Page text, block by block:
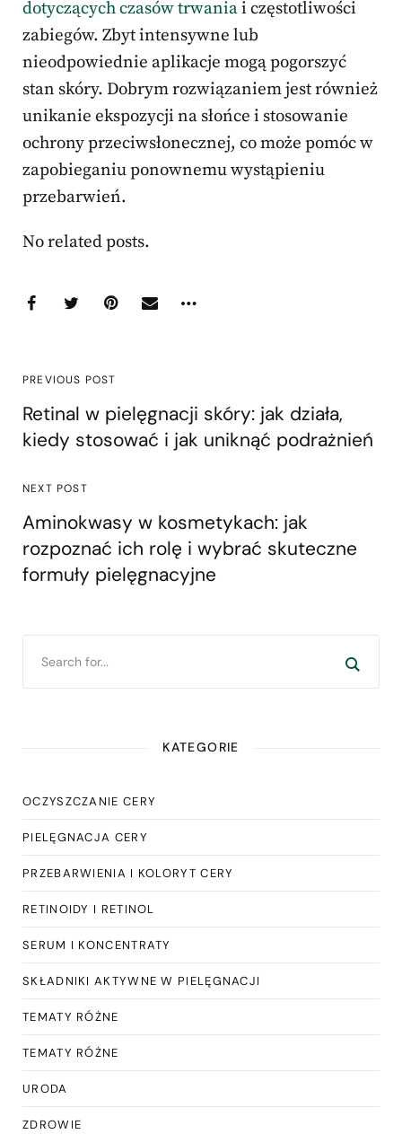
dotyczących czasów trwaniai częstotliwości
zabiegów. Zbyt intensywne lub
nieodpowiednie aplikacje mogą pogorszyć
stan skóry. Dobrym rozwiązaniem jest również
unikanie ekspozycji na słońce i stosowanie
ochrony przeciwsłonecznej, co może pomóc w
zapobieganiu ponownemu wystąpieniu
przebarwień.
No related posts.
PREVIOUS POST
Retinal w pielęgnacji skóry: jak działa,
kiedy stosować i jak uniknąć podrażnień
NEXT POST
Aminokwasy w kosmetykach: jak
rozpoznać ich rolę i wybrać skuteczne
formuły pielęgnacyjne
KATEGORIE
OCZYSZCZANIE CERY
PIELĘGNACJA CERY
PRZEBARWIENIA I KOLORYT CERY
RETINOIDY I RETINOL
SERUM I KONCENTRATY
SKŁADNIKI AKTYWNE W PIELĘGNACJI
TEMATY RÓŻNE
TEMATY RÓŻNE
URODA
ZDROWIE